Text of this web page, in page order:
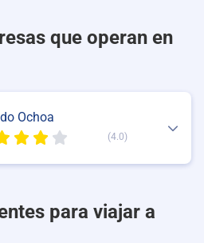
que operan en
Ochoa
(4.0)
para viajar a